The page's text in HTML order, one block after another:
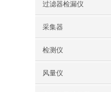
过滤器检漏仪
采集器
检测仪
风量仪